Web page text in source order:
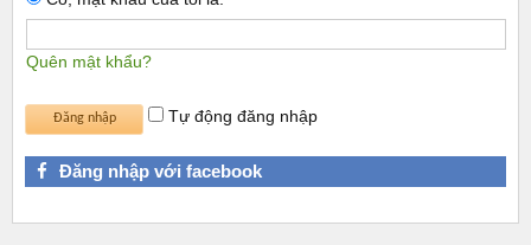
Quên mật khẩu?
Tự động đăng nhập
Đăng nhập với facebook